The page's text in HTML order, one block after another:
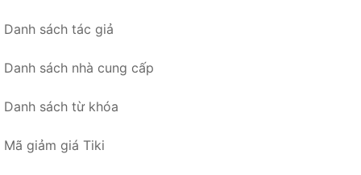
Danh sách tác giả
Danh sách nhà cung cấp
Danh sách từ khóa
Mã giảm giá Tiki